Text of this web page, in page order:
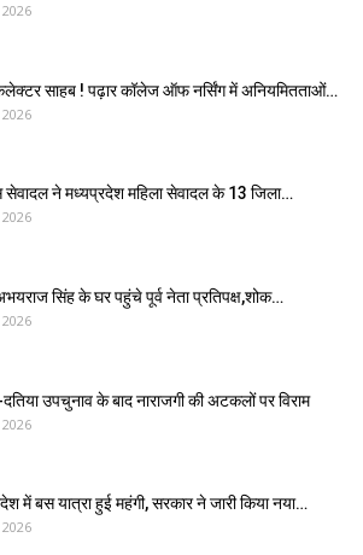
साहब ! पढ़ार कॉलेज ऑफ नर्सिंग में अनियमितताओं…
सेवादल ने मध्यप्रदेश महिला सेवादल के 13 जिला…
सिंह के घर पहुंचे पूर्व नेता प्रतिपक्ष,शोक…
उपचुनाव के बाद नाराजगी की अटकलों पर विराम
में बस यात्रा हुई महंगी, सरकार ने जारी किया नया…